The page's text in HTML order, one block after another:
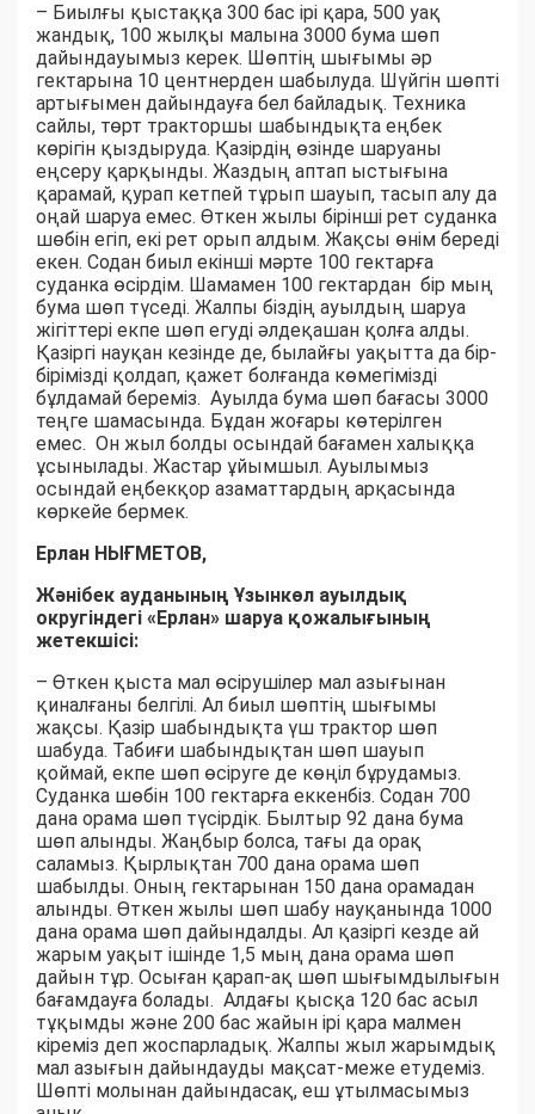
– Биылғы қыстаққа 300 бас ірі қара, 500 уақ
жандық, 100 жылқы малына 3000 бума шөп
дайындауымыз керек. Шөптің шығымы әр
гектарына 10 центнерден шабылуда. Шүйгін шөпті
артығымен дайындауға бел байладық. Техника
сайлы, төрт тракторшы шабындықта еңбек
көрігін қыздыруда. Қазірдің өзінде шаруаны
еңсеру қарқынды. Жаздың аптап ыстығына
қарамай, қурап кетпей тұрып шауып, тасып алу да
оңай шаруа емес. Өткен жылы бірінші рет суданка
шөбін егіп, екі рет орып алдым. Жақсы өнім береді
екен. Содан биыл екінші мәрте 100 гектарға
суданка өсірдім. Шамамен 100 гектардан бір мың
бума шөп түседі. Жалпы біздің ауылдың шаруа
жігіттері екпе шөп егуді әлдеқашан қолға алды.
Қазіргі науқан кезінде де, былайғы уақытта да бір-
бірімізді қолдап, қажет болғанда көмегімізді
бұлдамай береміз. Ауылда бума шөп бағасы 3000
теңге шамасында. Бұдан жоғары көтерілген
емес. Он жыл болды осындай бағамен халыққа
ұсынылады. Жастар ұйымшыл. Ауылымыз
осындай еңбекқор азаматтардың арқасында
көркейе бермек.
Ерлан НЫҒМЕТОВ,
Жәнібек ауданының Ұзынкөл ауылдық
округіндегі «Ерлан» шаруа қожалығының
жетекшісі:
– Өткен қыста мал өсірушілер мал азығынан
қиналғаны белгілі. Ал биыл шөптің шығымы
жақсы. Қазір шабындықта үш трактор шөп
шабуда. Табиғи шабындықтан шөп шауып
қоймай, екпе шөп өсіруге де көңіл бұрудамыз.
Суданка шөбін 100 гектарға еккенбіз. Содан 700
дана орама шөп түсірдік. Былтыр 92 дана бума
шөп алынды. Жаңбыр болса, тағы да орақ
саламыз. Қырлықтан 700 дана орама шөп
шабылды. Оның гектарынан 150 дана орамадан
алынды. Өткен жылы шөп шабу науқанында 1000
дана орама шөп дайындалды. Ал қазіргі кезде ай
жарым уақыт ішінде 1,5 мың дана орама шөп
дайын тұр. Осыған қарап-ақ шөп шығымдылығын
бағамдауға болады. Алдағы қысқа 120 бас асыл
тұқымды және 200 бас жайын ірі қара малмен
кіреміз деп жоспарладық. Жалпы жыл жарымдық
мал азығын дайындауды мақсат-меже етудеміз.
Шөпті молынан дайындасақ, еш ұтылмасымыз